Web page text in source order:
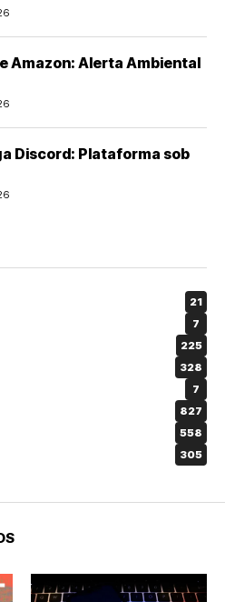
Amazon: Alerta Ambiental
Discord: Plataforma sob
21
7
225
328
7
827
558
305